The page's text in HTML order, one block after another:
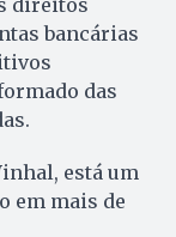
bancárias
das
está um
em mais de